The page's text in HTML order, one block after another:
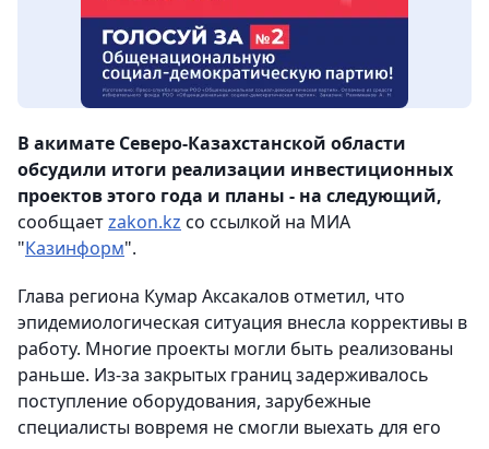
В акимате Северо-Казахстанской области
обсудили итоги реализации инвестиционных
проектов этого года и планы - на следующий,
сообщаетzakon.kz со ссылкой на МИА
"Казинформ".
Глава региона Кумар Аксакалов отметил, что
эпидемиологическая ситуация внесла коррективы в
работу. Многие проекты могли быть реализованы
раньше. Из-за закрытых границ задерживалось
поступление оборудования, зарубежные
специалисты вовремя не смогли выехать для его